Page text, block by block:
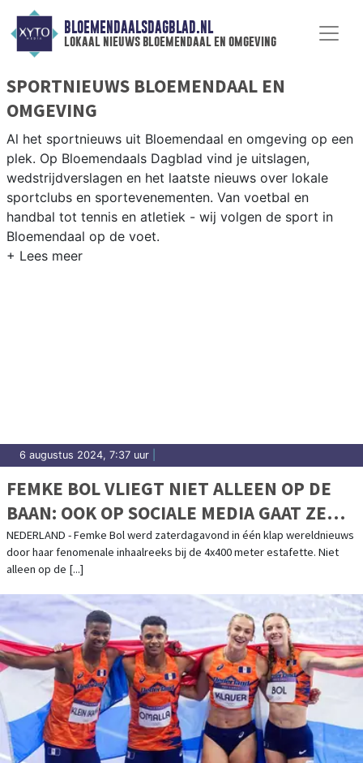
BLOEMENDAALSDAGBLAD.NL
lokaal nieuws bloemendaal en omgeving
SPORTNIEUWS BLOEMENDAAL EN
OMGEVING
Al het sportnieuws uit Bloemendaal en omgeving op een
plek. Op Bloemendaals Dagblad vind je uitslagen,
wedstrijdverslagen en het laatste nieuws over lokale
sportclubs en sportevenementen. Van voetbal en
handbal tot tennis en atletiek - wij volgen de sport in
Bloemendaal op de voet.
6 augustus 2024, 7:37 uur
FEMKE BOL VLIEGT NIET ALLEEN OP DE
BAAN: OOK OP SOCIALE MEDIA GAAT ZE
KEIHARD
NEDERLAND - Femke Bol werd zaterdagavond in één klap wereldnieuws
door haar fenomenale inhaalreeks bij de 4x400 meter estafette. Niet
alleen op de [...]